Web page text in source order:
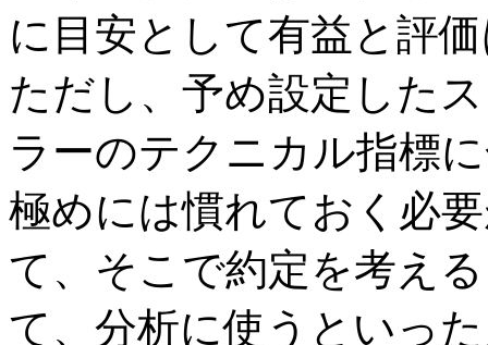
に目安として有益と評
ただし、予め設定した
ラーのテクニカル指標
極めには慣れておく必
て、そこで約定を考え
て、分析に使うといっ